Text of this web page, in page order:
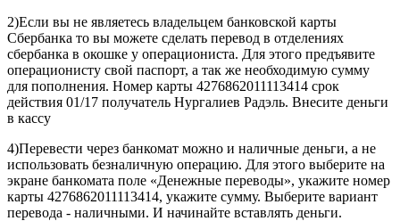
2)Если вы не являетесь владельцем банковской карты
Сбербанка то вы можете сделать перевод в отделениях
сбербанка в окошке у операциониста. Для этого предъявите
операционисту свой паспорт, а так же необходимую сумму
для пополнения. Номер карты 4276862011113414 срок
действия 01/17 получатель Нургалиев Радэль. Внесите деньги
в кассу
4)Перевести через банкомат можно и наличные деньги, а не
использовать безналичную операцию. Для этого выберите на
экране банкомата поле «Денежные переводы», укажите номер
карты 4276862011113414, укажите сумму. Выберите вариант
перевода - наличными. И начинайте вставлять деньги.